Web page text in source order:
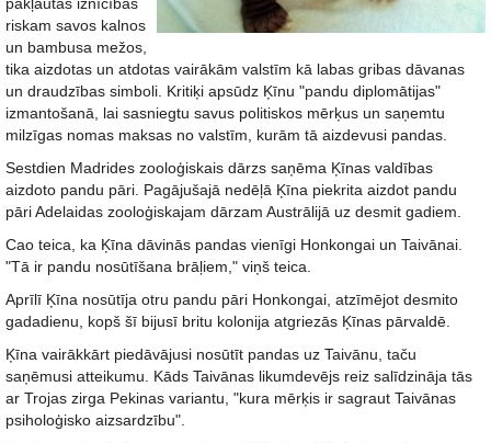
riskam savos kalnos
un bambusa mežos,
tika aizdotas un atdotas vairākām valstīm kā labas gribas dāvanas
un draudzības simboli. Kritiķi apsūdz Ķīnu "pandu diplomātijas"
izmantošanā, lai sasniegtu savus politiskos mērķus un saņemtu
milzīgas nomas maksas no valstīm, kurām tā aizdevusi pandas.
Sestdien Madrides zooloģiskais dārzs saņēma Ķīnas valdības
aizdoto pandu pāri. Pagājušajā nedēļā Ķīna piekrita aizdot pandu
pāri Adelaidas zooloģiskajam dārzam Austrālijā uz desmit gadiem.
Cao teica, ka Ķīna dāvinās pandas vienīgi Honkongai un Taivānai.
"Tā ir pandu nosūtīšana brāļiem," viņš teica.
Aprīlī Ķīna nosūtīja otru pandu pāri Honkongai, atzīmējot desmito
gadadienu, kopš šī bijusī britu kolonija atgriezās Ķīnas pārvaldē.
Ķīna vairākkārt piedāvājusi nosūtīt pandas uz Taivānu, taču
saņēmusi atteikumu. Kāds Taivānas likumdevējs reiz salīdzināja tās
ar Trojas zirga Pekinas variantu, "kura mērķis ir sagraut Taivānas
psiholoģisko aizsardzību".